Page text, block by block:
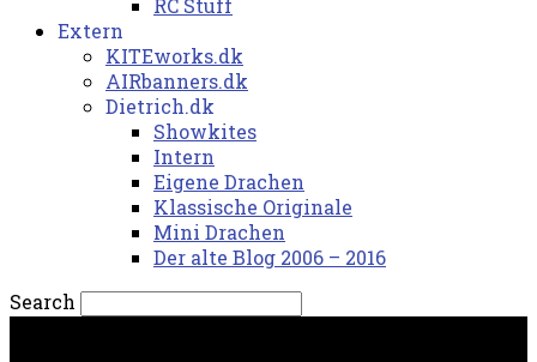
RC Stuff
Extern
KITEworks.dk
AIRbanners.dk
Dietrich.dk
Showkites
Intern
Eigene Drachen
Klassische Originale
Mini Drachen
Der alte Blog 2006 – 2016
Search